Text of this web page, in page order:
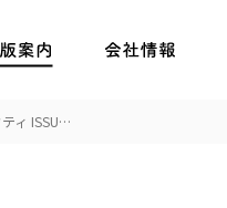
ィ ISSU…